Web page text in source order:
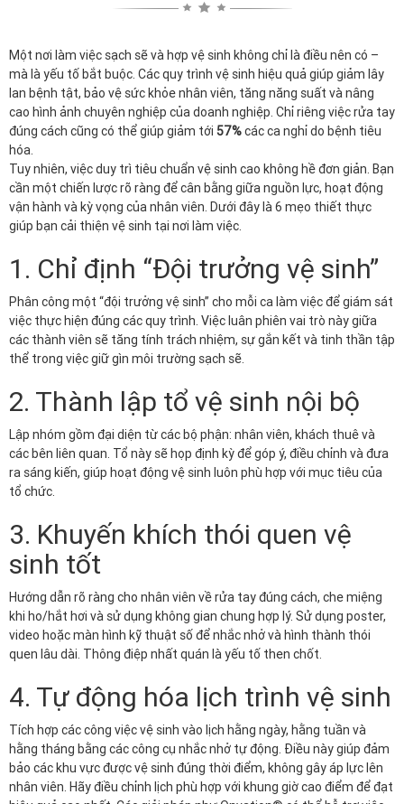
Một nơi làm việc sạch sẽ và hợp vệ sinh không chỉ là điều nên có –
mà là yếu tố bắt buộc. Các quy trình vệ sinh hiệu quả giúp giảm lây
lan bệnh tật, bảo vệ sức khỏe nhân viên, tăng năng suất và nâng
cao hình ảnh chuyên nghiệp của doanh nghiệp. Chỉ riêng việc rửa tay
đúng cách cũng có thể giúp giảm tới 57%các ca nghỉ do bệnh tiêu
hóa.
Tuy nhiên, việc duy trì tiêu chuẩn vệ sinh cao không hề đơn giản. Bạn
cần một chiến lược rõ ràng để cân bằng giữa nguồn lực, hoạt động
vận hành và kỳ vọng của nhân viên. Dưới đây là 6 mẹo thiết thực
giúp bạn cải thiện vệ sinh tại nơi làm việc.
1. Chỉ định “Đội trưởng vệ sinh”
Phân công một “đội trưởng vệ sinh” cho mỗi ca làm việc để giám sát
việc thực hiện đúng các quy trình. Việc luân phiên vai trò này giữa
các thành viên sẽ tăng tính trách nhiệm, sự gắn kết và tinh thần tập
thể trong việc giữ gìn môi trường sạch sẽ.
2. Thành lập tổ vệ sinh nội bộ
Lập nhóm gồm đại diện từ các bộ phận: nhân viên, khách thuê và
các bên liên quan. Tổ này sẽ họp định kỳ để góp ý, điều chỉnh và đưa
ra sáng kiến, giúp hoạt động vệ sinh luôn phù hợp với mục tiêu của
tổ chức.
3. Khuyến khích thói quen vệ
sinh tốt
Hướng dẫn rõ ràng cho nhân viên về rửa tay đúng cách, che miệng
khi ho/hắt hơi và sử dụng không gian chung hợp lý. Sử dụng poster,
video hoặc màn hình kỹ thuật số để nhắc nhở và hình thành thói
quen lâu dài. Thông điệp nhất quán là yếu tố then chốt.
4. Tự động hóa lịch trình vệ sinh
Tích hợp các công việc vệ sinh vào lịch hằng ngày, hằng tuần và
hằng tháng bằng các công cụ nhắc nhở tự động. Điều này giúp đảm
bảo các khu vực được vệ sinh đúng thời điểm, không gây áp lực lên
nhân viên. Hãy điều chỉnh lịch phù hợp với khung giờ cao điểm để đạt